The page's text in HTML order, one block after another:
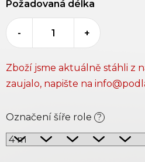
Označení šíře role ?
Zboží jsme aktuálně stáhli z
zaujalo, napište na
Požadovaná délka
- +